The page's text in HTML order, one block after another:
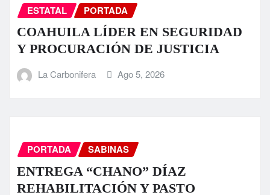
ESTATAL PORTADA
COAHUILA LÍDER EN SEGURIDAD
Y PROCURACIÓN DE JUSTICIA
La Carbonifera Ago 5, 2026
PORTADA SABINAS
ENTREGA “CHANO” DÍAZ
REHABILITACIÓN Y PASTO